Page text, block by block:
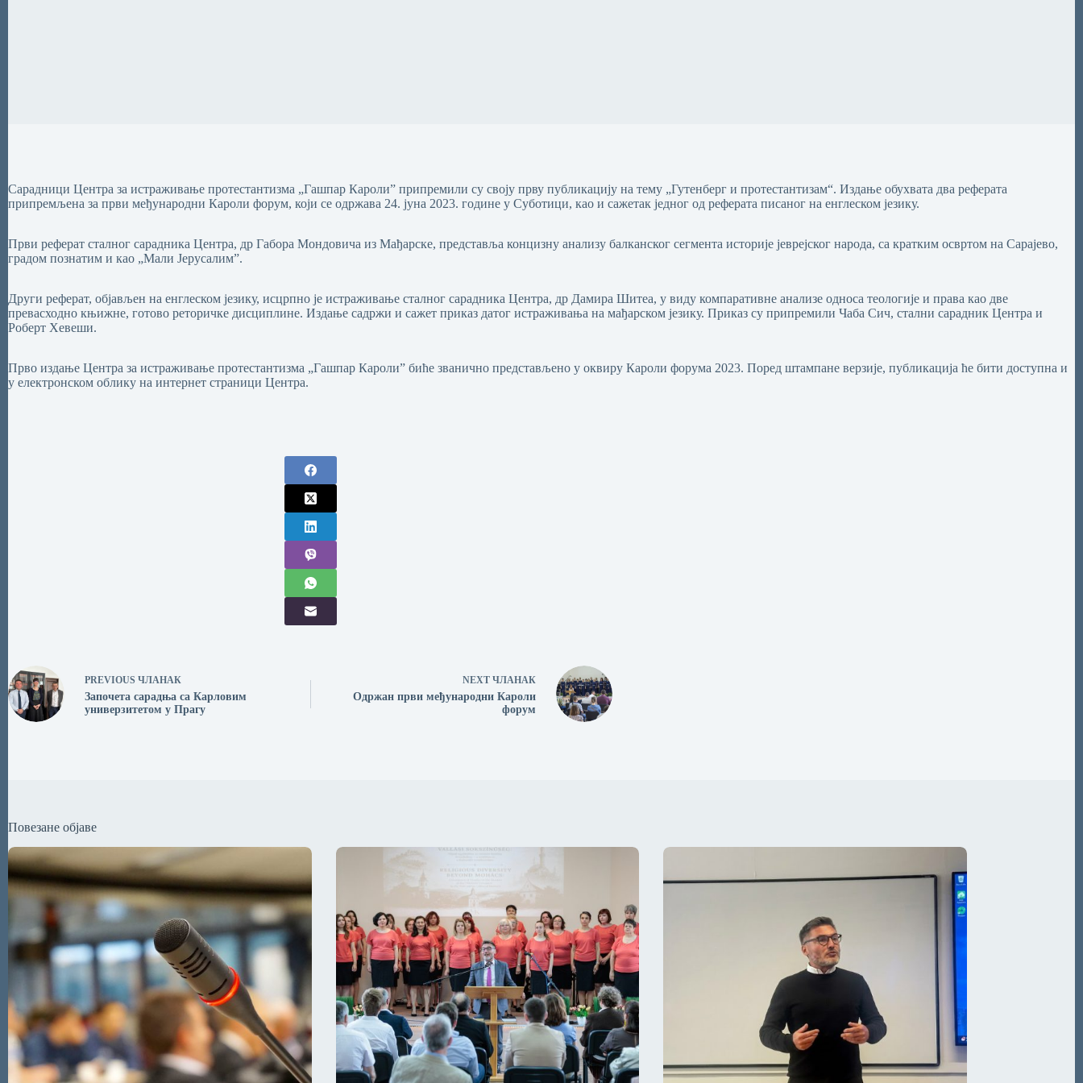
Сарадници Центра за истраживање протестантизма „Гашпар Кароли” припремили су своју прву публикацију на тему „Гутенберг и протестантизам“. Издање обухвата два реферата
припремљена за први међународни Кароли форум, који се одржава 24. јуна 2023. године у Суботици, као и сажетак једног од реферата писаног на енглеском језику.
Први реферат сталног сарадника Центра, др Габора Мондовича из Мађарске, представља концизну анализу балканског сегмента историје јеврејског народа, са кратким освртом на Сарајево,
градом познатим и као „Мали Јерусалим”.
Други реферат, објављен на енглеском језику, исцрпно је истраживање сталног сарадника Центра, др Дамира Шитеа, у виду компаративне анализе односа теологије и права као две
превасходно књижне, готово реторичке дисциплине. Издање садржи и сажет приказ датог истраживања на мађарском језику. Приказ су припремили Чаба Сич, стални сарадник Центра и
Роберт Хевеши.
Прво издање Центра за истраживање протестантизма „Гашпар Кароли” биће званично представљено у оквиру Кароли форума 2023. Поред штампане верзије, публикација ће бити доступна и
у електронском облику на интернет страници Центра.
PREVIOUS ЧЛАНАК
Започета сарадња са Карловим
универзитетом у Прагу
NEXT ЧЛАНАК
Одржан први међународни Кароли
форум
Повезане објаве